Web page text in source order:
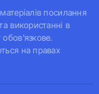
посилання
використанні в
обов'язкове.
на правах